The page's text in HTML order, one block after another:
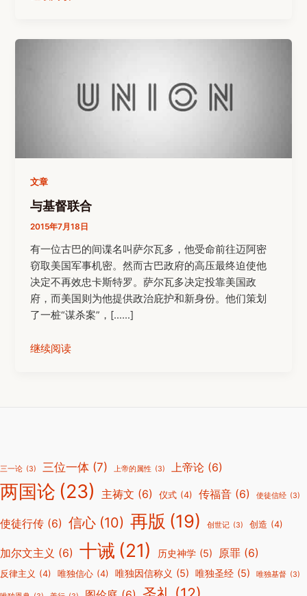
文章
与基督联合
2015年7月18日
有一位古巴的间谍名叫萨尔瓦多，他受命前往迈阿密
窃取美国军事机密。然而古巴政府的高压最终迫使他
决定不再效忠卡斯特罗。萨尔瓦多决定投靠美国政
府，而美国则为他提供政治庇护和新身份。他们策划
了一桩“谋杀案”，[……]
继续阅读
三一论 (3) 三位一体 (7) 上帝的属性 (3) 上帝论 (6)
两国论 (23) 主祷文 (6) 仪式 (4) 传福音 (6) 使徒信经 (3)
使徒行传 (6) 信心 (10) 再版 (19) 创世记 (3) 创造 (4)
加尔文主义 (6) 十诫 (21) 历史神学 (5) 原罪 (6)
反律主义 (4) 唯独信心 (4) 唯独因信称义 (5) 唯独圣经 (5) 唯独基督 (3)